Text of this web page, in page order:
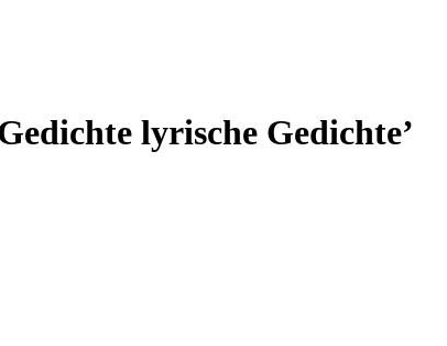
lyrische Gedichte’